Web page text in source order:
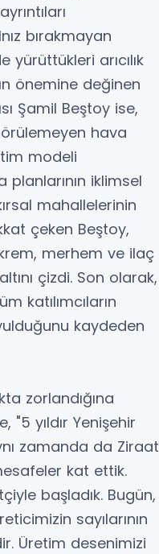
bırakmayan
yürüttükleri arıcılık
önemine değinen
Şamil Beştoy ise,
hava
modeli
iklimsel
mahallelerinin
çeken Beştoy,
merhem ve ilaç
çizdi. Son olarak,
katılımcıların
kaydeden
zorlandığına
"5 yıldır Yenişehir
zamanda da Ziraat
kat ettik.
başladık. Bugün,
sayılarının
Üretim desenimizi